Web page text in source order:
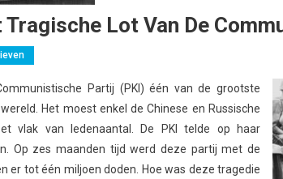
Tragische Lot Van De
Partij (PKI) één van de grootste
Het moest enkel de Chinese en Russische
vlak van ledenaantal. De PKI telde op haar
Op zes maanden tijd werd deze partij met de
er tot één miljoen doden. Hoe was deze tragedie